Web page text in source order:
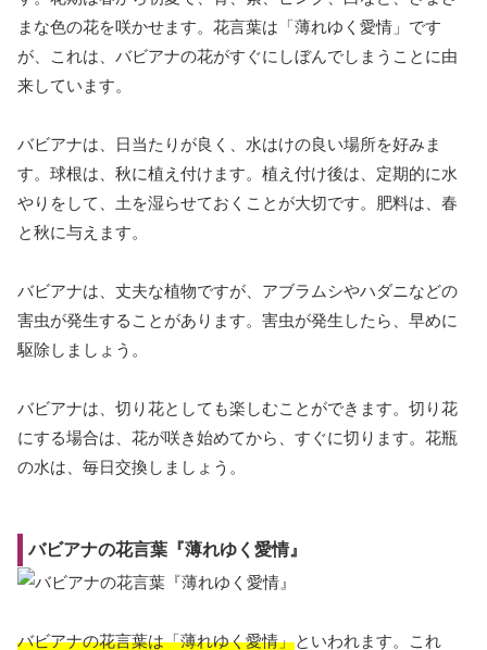
まな色の花を咲かせます。花言葉は「薄れゆく愛情」です
が、これは、バビアナの花がすぐにしぼんでしまうことに由
来しています。
バビアナは、日当たりが良く、水はけの良い場所を好みま
す。球根は、秋に植え付けます。植え付け後は、定期的に水
やりをして、土を湿らせておくことが大切です。肥料は、春
と秋に与えます。
バビアナは、丈夫な植物ですが、アブラムシやハダニなどの
害虫が発生することがあります。害虫が発生したら、早めに
駆除しましょう。
バビアナは、切り花としても楽しむことができます。切り花
にする場合は、花が咲き始めてから、すぐに切ります。花瓶
の水は、毎日交換しましょう。
バビアナの花言葉『薄れゆく愛情』
バビアナの花言葉は「薄れゆく愛情」といわれます。これ